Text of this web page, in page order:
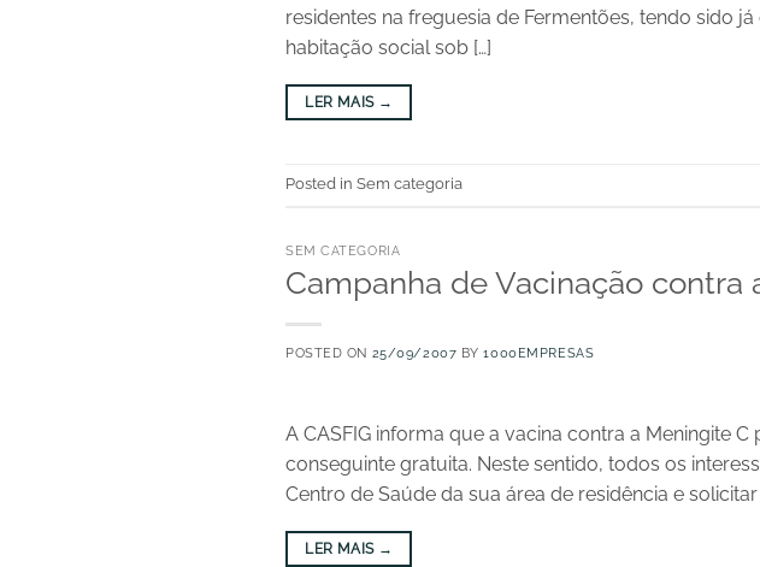
residentes na freguesia de Fermentões, tendo sido
habitação social sob […]
LER MAIS →
Posted in Sem categoria
SEM CATEGORIA
Campanha de Vacinação contra
POSTED ON 25/09/2007 BY1000EMPRESAS
A CASFIG informa que a vacina contra a Meningite
conseguinte gratuita. Neste sentido, todos os
Centro de Saúde da sua área de residência e
LER MAIS →